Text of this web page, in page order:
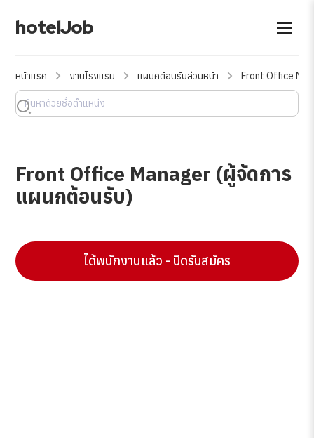
hotelJob
หน้าแรก งานโรงแรม แผนกต้อนรับส่วนหน้า Front Office
Front Office Manager (ผู้จัดการ
แผนกต้อนรับ)
ได้พนักงานแล้ว - ปิดรับสมัคร